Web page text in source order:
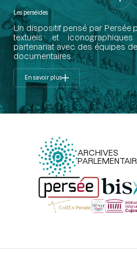
Les perséides
Un dispositif pensé par Persée
textuels et
partenariat avec des équipes
documentaires.
En savoir plus
ARCHIVES
Menu